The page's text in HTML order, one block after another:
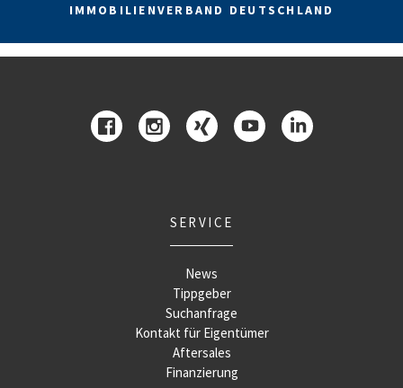
IMMOBILIENVERBAND DEUTSCHLAND
SERVICE
News
Tippgeber
Suchanfrage
Kontakt für Eigentümer
Aftersales
Finanzierung